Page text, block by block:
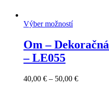
Výber možností
Om –
– LE055
40,00 € – 50,00 €Price